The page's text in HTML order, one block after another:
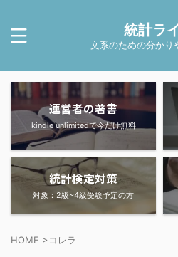
統計ラ
文系のための分かり
運営者の著書
kindle unlimitedで今だけ無料
統計検定対策
対象：2級~4級受験予定の方
HOME >コレラ